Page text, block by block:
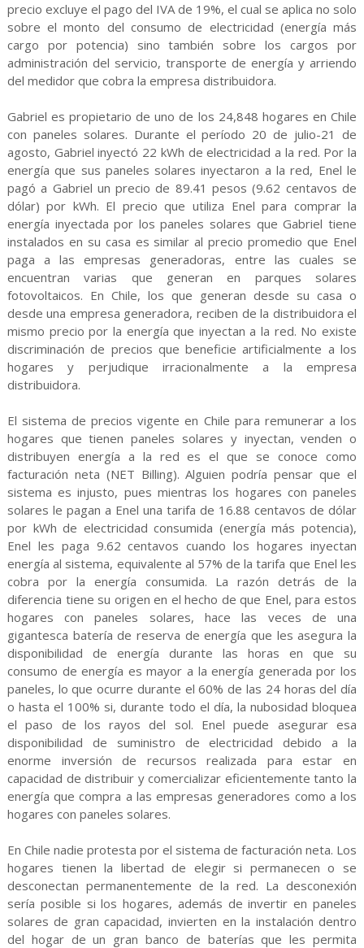
precio excluye el pago del IVA de 19%, el cual se aplica no solo
sobre el monto del consumo de electricidad (energía más
cargo por potencia) sino también sobre los cargos por
administración del servicio, transporte de energía y arriendo
del medidor que cobra la empresa distribuidora.
Gabriel es propietario de uno de los 24,848 hogares en Chile
con paneles solares. Durante el período 20 de julio-21 de
agosto, Gabriel inyectó 22 kWh de electricidad a la red. Por la
energía que sus paneles solares inyectaron a la red, Enel le
pagó a Gabriel un precio de 89.41 pesos (9.62 centavos de
dólar) por kWh. El precio que utiliza Enel para comprar la
energía inyectada por los paneles solares que Gabriel tiene
instalados en su casa es similar al precio promedio que Enel
paga a las empresas generadoras, entre las cuales se
encuentran varias que generan en parques solares
fotovoltaicos. En Chile, los que generan desde su casa o
desde una empresa generadora, reciben de la distribuidora el
mismo precio por la energía que inyectan a la red. No existe
discriminación de precios que beneficie artificialmente a los
hogares y perjudique irracionalmente a la empresa
distribuidora.
El sistema de precios vigente en Chile para remunerar a los
hogares que tienen paneles solares y inyectan, venden o
distribuyen energía a la red es el que se conoce como
facturación neta (NET Billing). Alguien podría pensar que el
sistema es injusto, pues mientras los hogares con paneles
solares le pagan a Enel una tarifa de 16.88 centavos de dólar
por kWh de electricidad consumida (energía más potencia),
Enel les paga 9.62 centavos cuando los hogares inyectan
energía al sistema, equivalente al 57% de la tarifa que Enel les
cobra por la energía consumida. La razón detrás de la
diferencia tiene su origen en el hecho de que Enel, para estos
hogares con paneles solares, hace las veces de una
gigantesca batería de reserva de energía que les asegura la
disponibilidad de energía durante las horas en que su
consumo de energía es mayor a la energía generada por los
paneles, lo que ocurre durante el 60% de las 24 horas del día
o hasta el 100% si, durante todo el día, la nubosidad bloquea
el paso de los rayos del sol. Enel puede asegurar esa
disponibilidad de suministro de electricidad debido a la
enorme inversión de recursos realizada para estar en
capacidad de distribuir y comercializar eficientemente tanto la
energía que compra a las empresas generadores como a los
hogares con paneles solares.
En Chile nadie protesta por el sistema de facturación neta. Los
hogares tienen la libertad de elegir si permanecen o se
desconectan permanentemente de la red. La desconexión
sería posible si los hogares, además de invertir en paneles
solares de gran capacidad, invierten en la instalación dentro
del hogar de un gran banco de baterías que les permita